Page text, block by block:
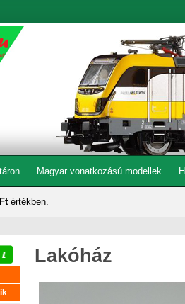
Magyar vonatkozású modellek
értékben.
Lakóház